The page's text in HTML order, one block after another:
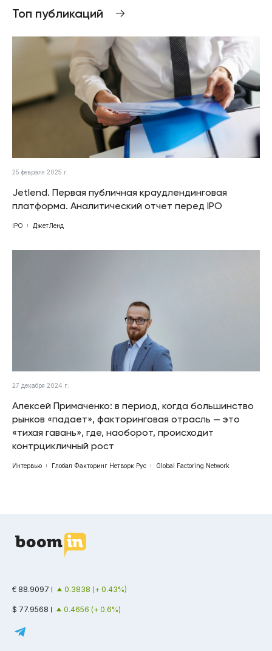
Топ публикаций
25 февраля 2025 г.
Jetlend. Первая публичная краудлендинговая
платформа. Аналитический отчет перед IPO
IPO ДжетЛенд
27 декабря 2024 г.
Алексей Примаченко: в период, когда большинство
рынков «падает», факторинговая отрасль — это
«тихая гавань», где, наоборот, происходит
контрцикличный рост
Интервью Глобал Факторинг Нетворк Рус Global Factoring Network
€ 88.9097 0.3838 (+ 0.43%)
$ 77.9568 0.4656 (+ 0.6%)